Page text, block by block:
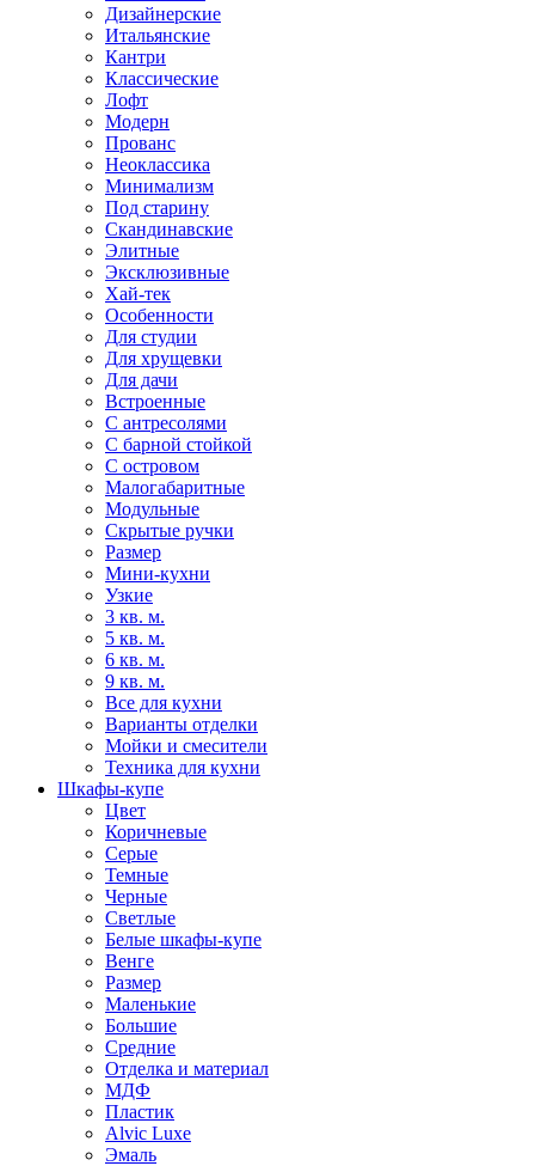
Дизайнерские
Итальянские
Кантри
Классические
Лофт
Модерн
Прованс
Неоклассика
Минимализм
Под старину
Скандинавские
Элитные
Эксклюзивные
Хай-тек
Особенности
Для студии
Для хрущевки
Для дачи
Встроенные
С антресолями
С барной стойкой
С островом
Малогабаритные
Модульные
Скрытые ручки
Размер
Мини-кухни
Узкие
3 кв. м.
5 кв. м.
6 кв. м.
9 кв. м.
Все для кухни
Варианты отделки
Мойки и смесители
Техника для кухни
Шкафы-купе
Цвет
Коричневые
Серые
Темные
Черные
Светлые
Белые шкафы-купе
Венге
Размер
Маленькие
Большие
Средние
Отделка и материал
МДФ
Пластик
Alvic Luxe
Эмаль